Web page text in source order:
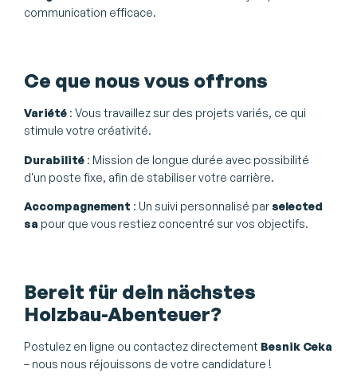
communication efficace.
Ce que nous vous offrons
Variété : Vous travaillez sur des projets variés, ce qui
stimule votre créativité.
Durabilité : Mission de longue durée avec possibilité
d'un poste fixe, afin de stabiliser votre carrière.
Accompagnement : Un suivi personnalisé parselected
sa pour que vous restiez concentré sur vos objectifs.
Bereit für dein nächstes
Holzbau-Abenteuer?
Postulez en ligne ou contactez directement Besnik Ceka
– nous nous réjouissons de votre candidature !